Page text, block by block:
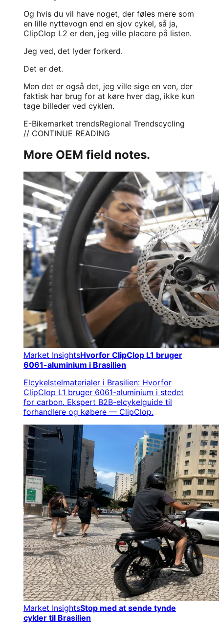
Og hvis du vil have noget, der føles mere som
en lille nyttevogn end en sjov cykel, så ja,
ClipClop L2 er den, jeg ville placere på listen.
Jeg ved, det lyder forkerd.
Det er det.
Men det er også det, jeg ville sige en ven, der
faktisk har brug for at køre hver dag, ikke kun
tage billeder ved cyklen.
E-Bikemarket trendsRegional Trendscycling
// CONTINUE READING
More OEM field notes.
Market InsightsHvorfor ClipClop L1 bruger
6061-aluminium i Brasilien
Elcykelstelmaterialer i Brasilien: Hvorfor
ClipClop L1 bruger 6061-aluminium i stedet
for carbon. Ekspert B2B-elcykelguide til
forhandlere og købere — ClipClop.
Market InsightsStop med at sende tynde
cykler til Brasilien